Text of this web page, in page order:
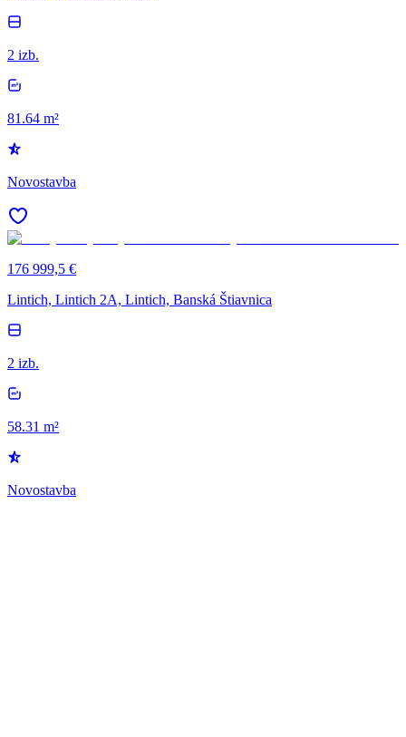
2 izb.
81.64 m²
Novostavba
176 999,5 €
Lintich, Lintich 2A, Lintich, Banská Štiavnica
2 izb.
58.31 m²
Novostavba